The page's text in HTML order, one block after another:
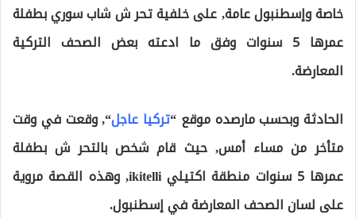
خاصة وإسطنبول عامة, على خلفية تحر ش شاب سوري بطفلة
عمرها 5 سنوات وفق ما ادعته بعض الصحف التركية
المعارضة.
الحادثة وبحسب مارصده موقع “تركيا عاجل“, وقعت في وقت
متأخر من مساء أمس, حيث قام شخص بالتحر ش بطفلة
عمرها 5 سنوات منطقة اكتيلي ikitelli, وهذه القصة مروية
على لسان الصحف المعارضة في إسطنبول.